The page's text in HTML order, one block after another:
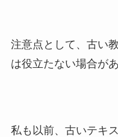
注意点として、古い
は役立たない場合があ
私も以前、古いテキ